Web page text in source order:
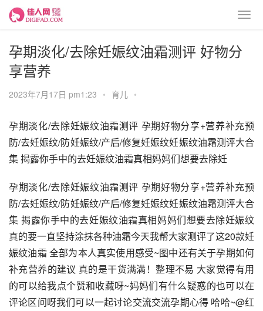
孕期淡化/去除妊娠纹油霜测评 好物分
享营养
2023年7月17日 pm1:23 • 育儿 •
孕期淡化/去除妊娠纹油霜测评 孕期好物分享+营养补充预
防/去妊娠纹/防妊娠纹/产后/修复妊娠纹妊娠纹油霜测评大合
集 揭露你手中的去妊娠纹油霜真相妈妈们想要去除妊
孕期淡化/去除妊娠纹油霜测评 孕期好物分享+营养补充预
防/去妊娠纹/防妊娠纹/产后/修复妊娠纹妊娠纹油霜测评大合
集 揭露你手中的去妊娠纹油霜真相妈妈们想要去除妊娠纹
真的要一直坚持涂抹各种油霜今天我帮大家测评了这20款妊
娠纹油霜 全部为本人真实使用感受~图中还有关于孕期如何
补充营养的建议 真的是干货满满！整理不易 大家觉得有用
的可以给我点个赞和收藏呀~妈妈们有什么疑惑的也可以在
评论区问呀我们可以一起讨论交流交流孕期心得 哈哈~@红